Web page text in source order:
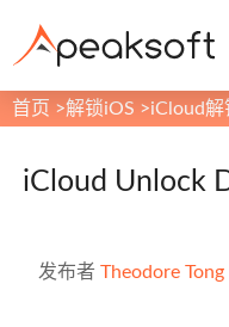
首页 >解锁iOS >iCloud解
iCloud Unlock
发布者 Theodore Tong